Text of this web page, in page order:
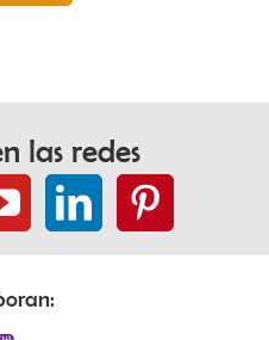
las redes